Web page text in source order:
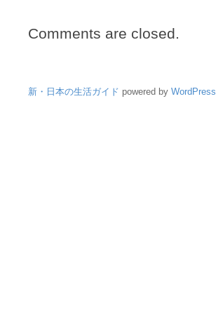
Comments are closed.
新・日本の生活ガイド powered by WordPress